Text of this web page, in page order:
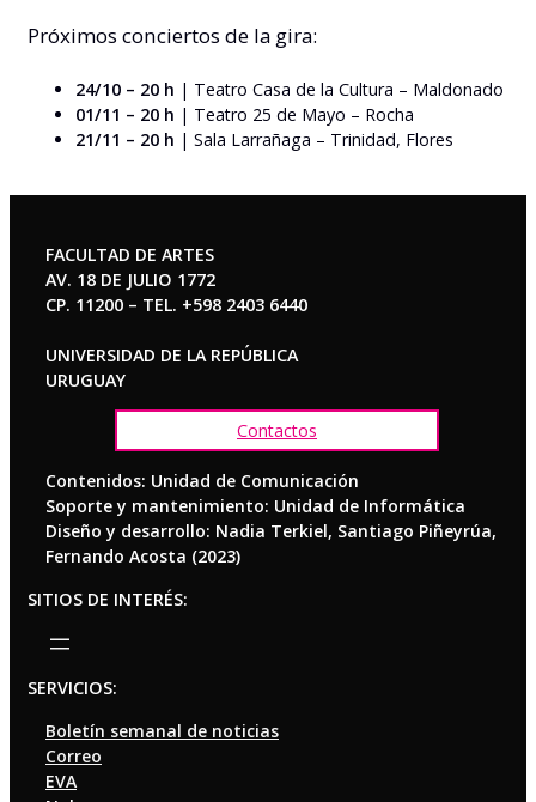
Próximos conciertos de la gira:
24/10 – 20 h | Teatro Casa de la Cultura – Maldonado
01/11 – 20 h | Teatro 25 de Mayo – Rocha
21/11 – 20 h | Sala Larrañaga – Trinidad, Flores
FACULTAD DE ARTES
AV. 18 DE JULIO 1772
CP. 11200 – TEL. +598 2403 6440
UNIVERSIDAD DE LA REPÚBLICA
URUGUAY
Contactos
Contenidos: Unidad de Comunicación
Soporte y mantenimiento: Unidad de Informática
Diseño y desarrollo: Nadia Terkiel, Santiago Piñeyrúa,
Fernando Acosta (2023)
SITIOS DE INTERÉS:
SERVICIOS:
Boletín semanal de noticias
Correo
EVA